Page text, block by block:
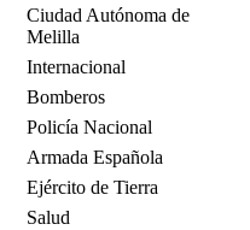
Ciudad Autónoma de
Melilla
Internacional
Bomberos
Policía Nacional
Armada Española
Ejército de Tierra
Salud